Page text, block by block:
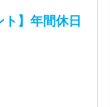
】年間休日